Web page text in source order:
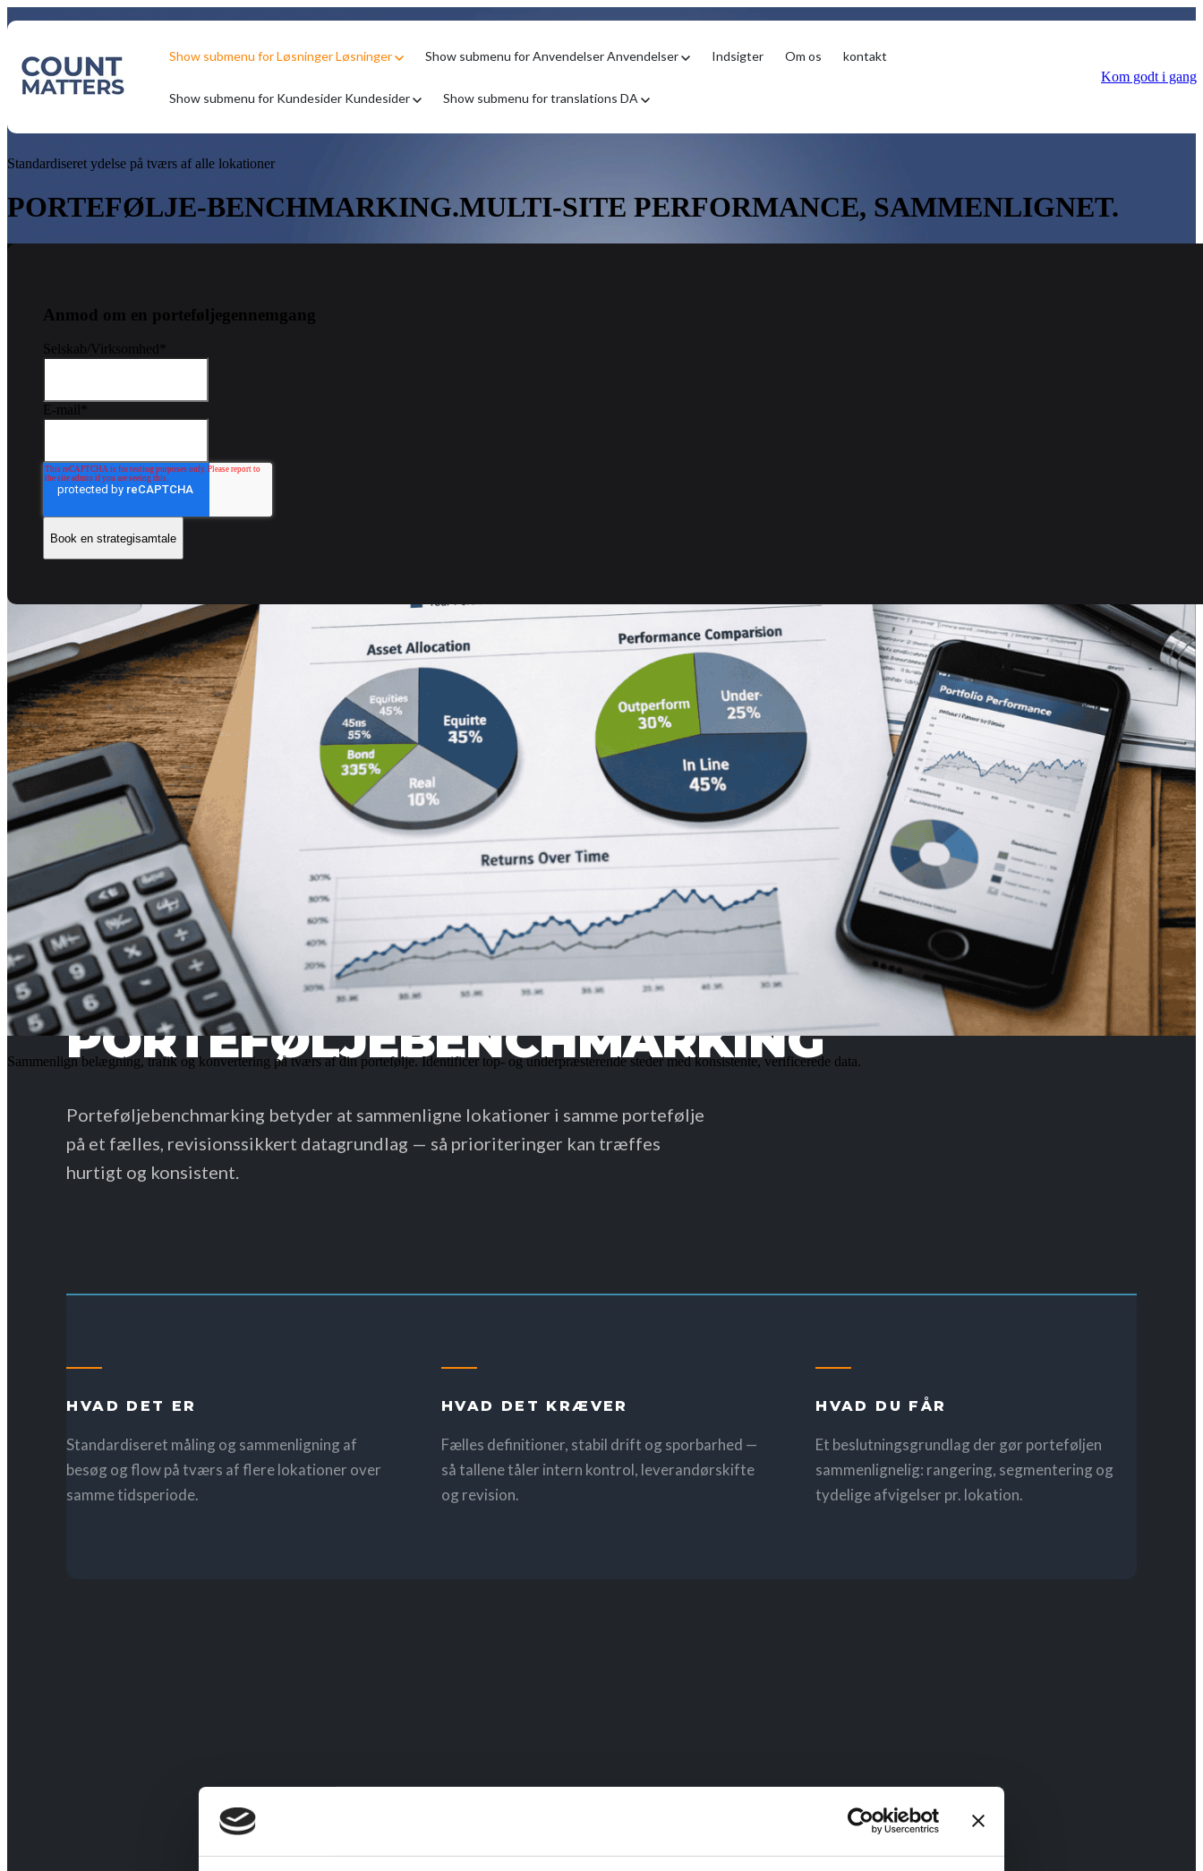
Show submenu for LøsningerLøsninger Show submenu for AnvendelserAnvendelser Indsigter Om os kontakt
Show submenu for Kundesider Kundesider Show submenu for translations DA
Kom godt i gang
Standardiseret ydelse på tværs af alle lokationer
PORTEFØLJE-BENCHMARKING.MULTI-SITE PERFORMANCE, SAMMENLIGNET.
Sammenlign belægning, trafik og konvertering på tværs af din portefølje. Identificer top- og underpræsterende steder med konsistente, verificerede data.
Anmod om en porteføljegennemgang
Selskab/Virksomhed
E-mail
DEFINITION
PORTEFØLJEBENCHMARKING
Porteføljebenchmarking betyder at sammenligne lokationer i samme portefølje
på et fælles, revisionssikkert datagrundlag — så prioriteringer kan træffes
hurtigt og konsistent.
HVAD DET ER
Standardiseret måling og sammenligning af
besøg og flow på tværs af flere lokationer over
samme tidsperiode.
HVAD DET KRÆVER
Fælles definitioner, stabil drift og sporbarhed —
så tallene tåler intern kontrol, leverandørskifte
og revision.
HVAD DU FÅR
Et beslutningsgrundlag der gør porteføljen
sammenlignelig: rangering, segmentering og
tydelige afvigelser pr. lokation.